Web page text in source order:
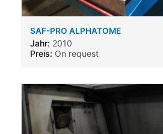
SAF-PRO ALPHATOME
Jahr: 2010
Preis: On request